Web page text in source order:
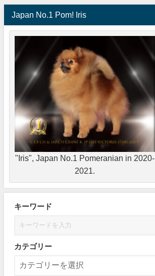
Japan No.1 Pom! Iris
"Iris", Japan No.1 Pomeranian in 2020-
2021.
キーワード
カテゴリー